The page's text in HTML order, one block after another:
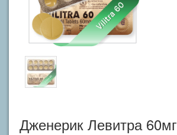
Дженерик Левитра 60мг